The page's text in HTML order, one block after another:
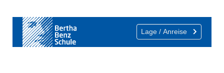
Show larger versionShow larger versionShow larger version
Lage / Anreise